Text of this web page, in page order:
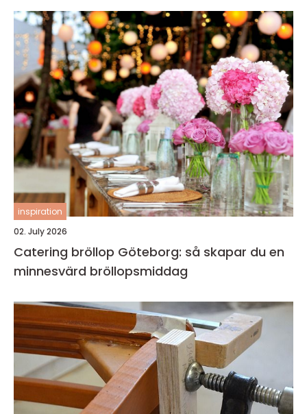
inspiration
02. July 2026
Catering bröllop Göteborg: så skapar du en
minnesvärd bröllopsmiddag